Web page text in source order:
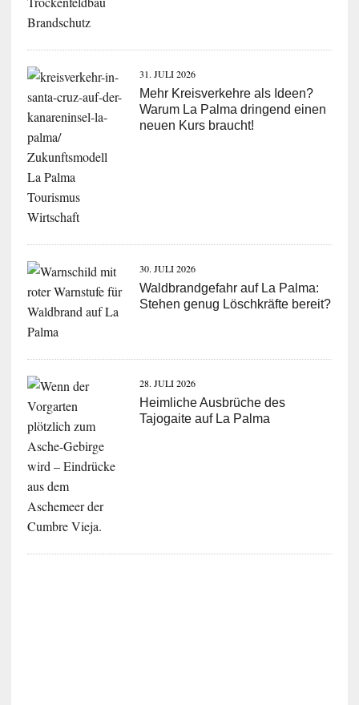
31. JULI 2026
Mehr Kreisverkehre als Ideen?
Warum La Palma dringend einen
neuen Kurs braucht!
30. JULI 2026
Waldbrandgefahr auf La Palma:
Stehen genug Löschkräfte bereit?
28. JULI 2026
Heimliche Ausbrüche des
Tajogaite auf La Palma